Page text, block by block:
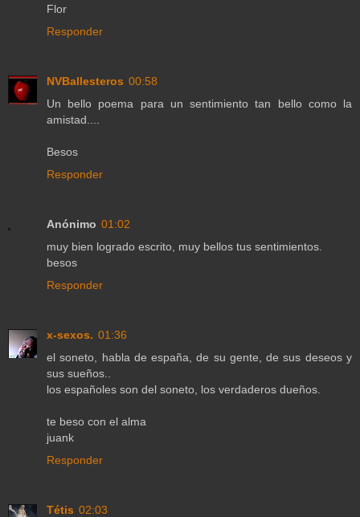
Flor
Responder
NVBallesteros 00:58
Un bello poema para un sentimiento tan bello como la
amistad....
Besos
Responder
Anónimo 01:02
muy bien logrado escrito, muy bellos tus sentimientos.
besos
Responder
x-sexos. 01:36
el soneto, habla de españa, de su gente, de sus deseos y
sus sueños..
los españoles son del soneto, los verdaderos dueños.
te beso con el alma
juank
Responder
Tétis 02:03